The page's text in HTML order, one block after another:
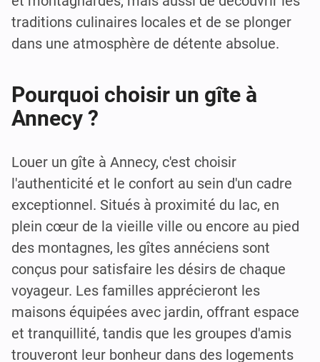
traditions culinaires locales et de se plonger
dans une atmosphère de détente absolue.
Pourquoi choisir un gîte à
Annecy ?
Louer un gîte à Annecy, c'est choisir
l'authenticité et le confort au sein d'un cadre
exceptionnel. Situés à proximité du lac, en
plein cœur de la vieille ville ou encore au pied
des montagnes, les gîtes annéciens sont
conçus pour satisfaire les désirs de chaque
voyageur. Les familles apprécieront les
maisons équipées avec jardin, offrant espace
et tranquillité, tandis que les groupes d'amis
trouveront leur bonheur dans des logements